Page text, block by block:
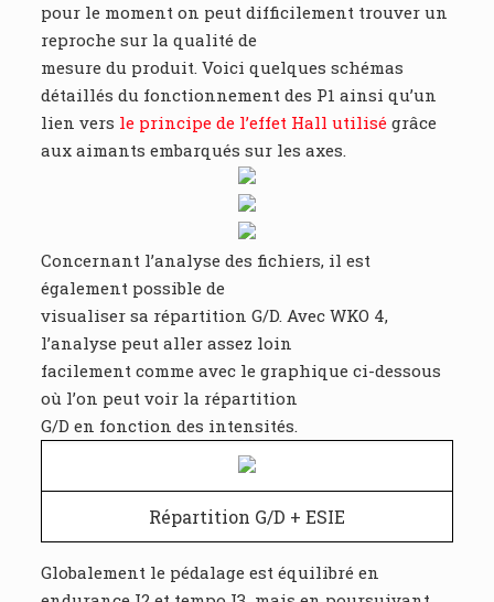
pour le moment on peut difficilement trouver un
reproche sur la qualité de
mesure du produit. Voici quelques schémas
détaillés du fonctionnement des P1 ainsi qu’un
lien vers le principe de l’effet Hall utiliségrâce
aux aimants embarqués sur les axes.
Concernant l’analyse des fichiers, il est
également possible de
visualiser sa répartition G/D. Avec WKO 4,
l’analyse peut aller assez loin
facilement comme avec le graphique ci-dessous
où l’on peut voir la répartition
G/D en fonction des intensités.
Répartition G/D + ESIE
Globalement le pédalage est équilibré en